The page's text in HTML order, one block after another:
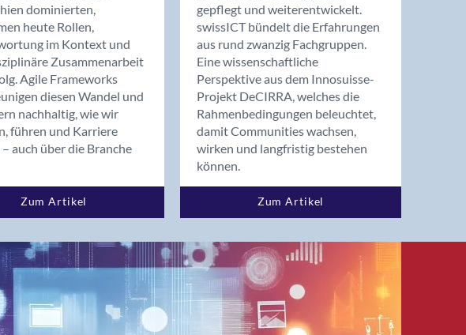
dominierten,
heute Rollen,
im Kontext und
Zusammenarbeit
Agile Frameworks
diesen Wandel und
nachhaltig, wie wir
führen und Karriere
auch über die Branche
Zum Artikel
gepflegt und weiterentwickelt.
swissICT bündelt die Erfahrungen
aus rund zwanzig Fachgruppen.
Eine wissenschaftliche
Perspektive aus dem Innosuisse-
Projekt DeCIRRA, welches die
Rahmenbedingungen beleuchtet,
damit Communities wachsen,
wirken und langfristig bestehen
können.
Zum Artikel